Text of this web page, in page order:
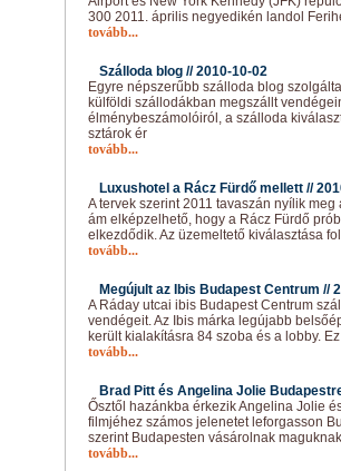
300 2011. április negyedikén landol
tovább...
Szálloda blog //2010-10-02
Egyre népszerűbb szálloda blog
külföldi szállodákban megszállt
élménybeszámolóiról, a szálloda
sztárok ér
tovább...
Luxushotel a Rácz Fürdő mellett //
A tervek szerint 2011 tavaszán nyílik
ám elképzelhető, hogy a Rácz Fürdő
elkezdődik. Az üzemeltető kiválasztása
tovább...
Megújult az Ibis Budapest Centrum //
A Ráday utcai ibis Budapest Centrum
vendégeit. Az Ibis márka legújabb
került kialakításra 84 szoba és a lobby.
tovább...
Brad Pitt és Angelina Jolie
Ősztől hazánkba érkezik Angelina Jolie
filmjéhez számos jelenetet leforgasson
szerint Budapesten vásárolnak
tovább...